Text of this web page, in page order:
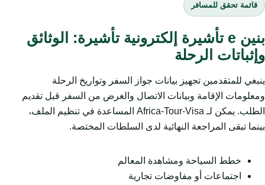
قائمة تحقق للمسافر
بنين e تأشيرة إلكترونية تأشيرة: الوثائق
وإثباتات الرحلة
ينبغي للمتقدمين تجهيز بيانات جواز السفر وتواريخ الرحلة
ومعلومات الإقامة وبيانات الاتصال والغرض من السفر قبل تقديم
الطلب. يمكن لـ Africa-Tour-Visa المساعدة في تنظيم الملف،
بينما تبقى المراجعة النهائية لدى السلطات المختصة.
خطط السياحة ومشاهدة المعالم
اجتماعات أو مفاوضات تجارية